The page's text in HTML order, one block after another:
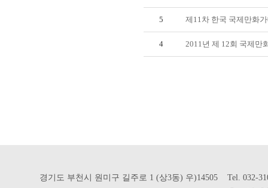
5 제11차 한국 국제만화
4 2011년 제 12회 국제만
경기도 부천시 원미구 길주로 1 (상3동) 우)14505 Tel.